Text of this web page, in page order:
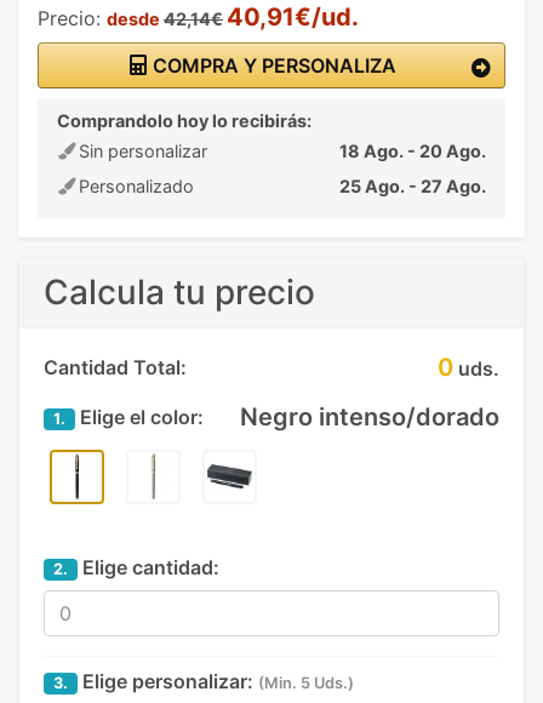
Precio: desde 42,14€ 40,91€/ud.
COMPRA Y PERSONALIZA
Comprandolo hoy lo recibirás:
Sin personalizar
18 Ago. - 20 Ago.
Personalizado
25 Ago. - 27 Ago.
Calcula tu precio
Cantidad Total: 0 uds.
1. Elige el color: Negro intenso/dorado
2. Elige cantidad:
3. Elige personalizar: (Min. 5 Uds.)